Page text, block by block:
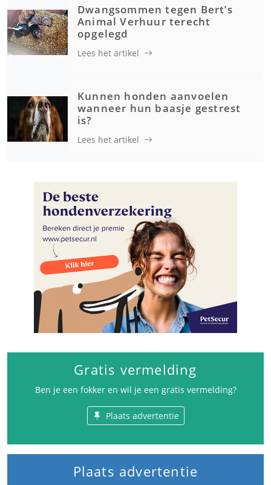
Dwangsommen tegen Bert’s
Animal Verhuur terecht
opgelegd
Lees het artikel
Kunnen honden aanvoelen
wanneer hun baasje gestrest
is?
Lees het artikel
Gratis vermelding
Ben je een fokker en wil je een gratis vermelding?
Plaats advertentie
Plaats advertentie